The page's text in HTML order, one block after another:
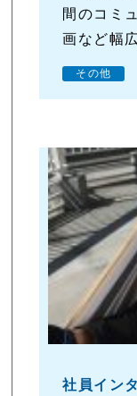
間のコミ
画など幅
その他
社員イン